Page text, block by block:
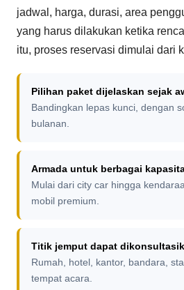
jadwal, harga, durasi, area
yang harus dilakukan ketika
itu, proses reservasi dimulai dari
Pilihan paket dijelaskan sejak
Bandingkan lepas kunci, dengan
bulanan.
Armada untuk berbagai
Mulai dari city car hingga
mobil premium.
Titik jemput dapat
Rumah, hotel, kantor, bandara,
tempat acara.